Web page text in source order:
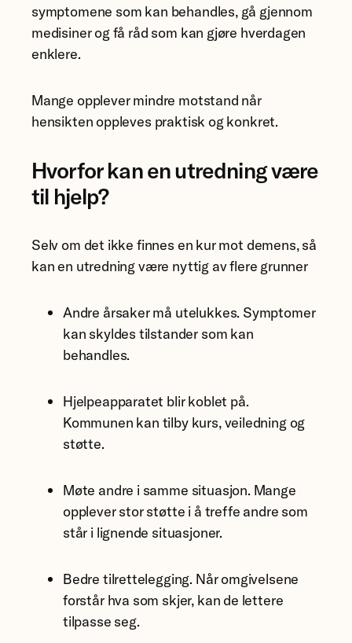
symptomene som kan behandles, gå gjennom
medisiner og få råd som kan gjøre hverdagen
enklere.
Mange opplever mindre motstand når
hensikten oppleves praktisk og konkret.
Hvorfor kan en utredning være
til hjelp?
Selv om det ikke finnes en kur mot demens, så
kan en utredning være nyttig av flere grunner
Andre årsaker må utelukkes. Symptomer
kan skyldes tilstander som kan
behandles.
Hjelpeapparatet blir koblet på.
Kommunen kan tilby kurs, veiledning og
støtte.
Møte andre i samme situasjon. Mange
opplever stor støtte i å treffe andre som
står i lignende situasjoner.
Bedre tilrettelegging. Når omgivelsene
forstår hva som skjer, kan de lettere
tilpasse seg.